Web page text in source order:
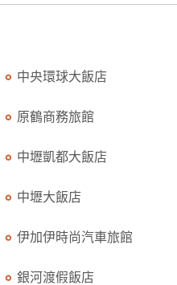
中央環球大飯店
原鶴商務旅館
中壢凱都大飯店
中壢大飯店
伊加伊時尚汽車旅館
銀河渡假飯店